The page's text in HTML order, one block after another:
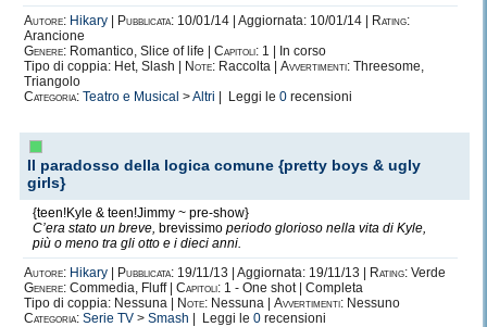
Autore: Hikary Pubblicata: 10/01/14 | Aggiornata: 10/01/14 |
Rating:
Arancione
Genere: Romantico, Slice of life | Capitoli: 1 | In corso
Tipo di coppia: Het, Slash |
Note: Raccolta | Avvertimenti: Threesome,
Triangolo
Categoria: Teatro e Musical >Altri | Leggi le 0 recensioni
Il paradosso della logica comune {pretty boys & ugly
girls}
{teen!Kyle & teen!Jimmy ~ pre-show}
C’era stato un breve, brevissimo periodo glorioso nella vita di Kyle,
più o meno tra gli otto e i dieci anni.
Autore: Hikary Pubblicata: 19/11/13 | Aggiornata: 19/11/13 | Rating: Verde
Genere: Commedia, Fluff | Capitoli: 1 - One shot | Completa
Tipo di coppia: Nessuna |
Note: Nessuna | Avvertimenti: Nessuno
Categoria: Serie TV > Smash | Leggi le 0 recensioni